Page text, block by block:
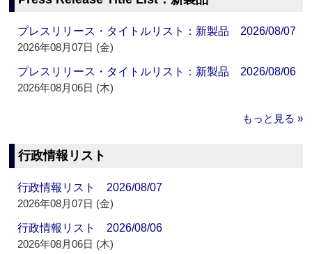
プレスリリース・タイトルリスト：新製品 2026/08/07
2026年08月07日 (金)
プレスリリース・タイトルリスト：新製品 2026/08/06
2026年08月06日 (木)
もっと見る »
行政情報リスト
行政情報リスト 2026/08/07
2026年08月07日 (金)
行政情報リスト 2026/08/06
2026年08月06日 (木)